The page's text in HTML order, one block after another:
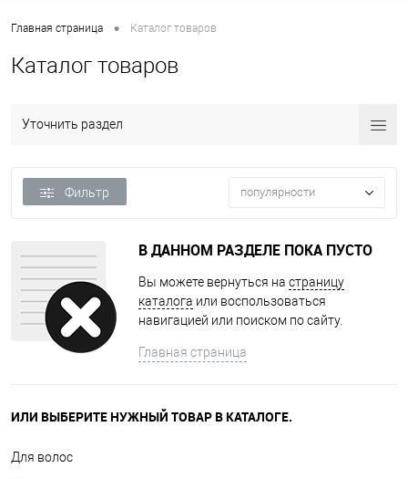
Главная страница • Каталог товаров
Каталог товаров
Уточнить раздел
Фильтр популярности
В ДАННОМ РАЗДЕЛЕ ПОКА ПУСТО
Вы можете вернуться на страницу
каталога или воспользоваться
навигацией или поиском по сайту.
Главная страница
ИЛИ ВЫБЕРИТЕ НУЖНЫЙ ТОВАР В КАТАЛОГЕ.
Для волос